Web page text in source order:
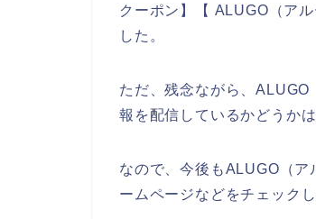
クーポン】【 ALUGO（ア
した。
ただ、残念ながら、
報を配信しているかどうか
なので、今後もALUGO（
ームページなどをチェック